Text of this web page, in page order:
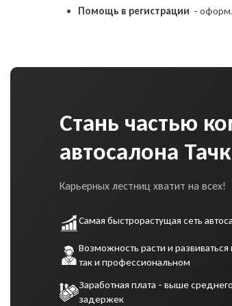
Помощь в регистрации -
Стань частью
автосалона
Карьерных лестниц хватит на всех!
Самая быстрорастущая сеть
Возможность расти и
так и профессиональном
Заработная плата - выше
задержек